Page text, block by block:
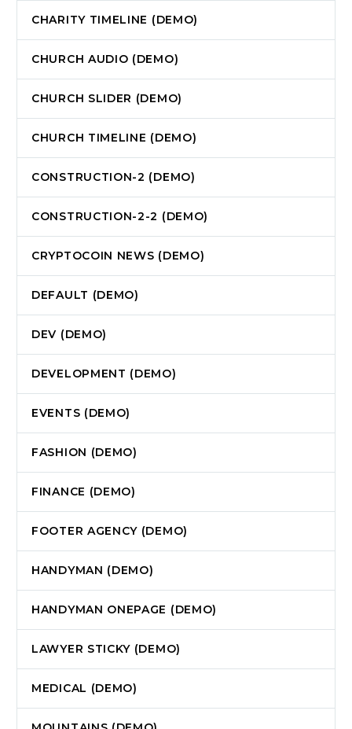
CHARITY TIMELINE (DEMO)
CHURCH AUDIO (DEMO)
CHURCH SLIDER (DEMO)
CHURCH TIMELINE (DEMO)
CONSTRUCTION-2 (DEMO)
CONSTRUCTION-2-2 (DEMO)
CRYPTOCOIN NEWS (DEMO)
DEFAULT (DEMO)
DEV (DEMO)
DEVELOPMENT (DEMO)
EVENTS (DEMO)
FASHION (DEMO)
FINANCE (DEMO)
FOOTER AGENCY (DEMO)
HANDYMAN (DEMO)
HANDYMAN ONEPAGE (DEMO)
LAWYER STICKY (DEMO)
MEDICAL (DEMO)